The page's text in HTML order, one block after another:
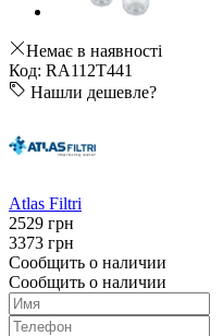
Немає в наявності
Код: RA112T441
Нашли дешевле?
Atlas Filtri
2529 грн
3373 грн
Сообщить о наличии
Сообщить о наличии